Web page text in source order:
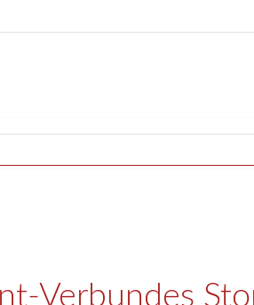
Verbundes